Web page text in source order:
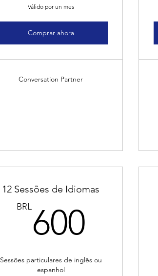
Válido por un mes
Comprar ahora
Conversation Partner
12 Sessões de Idiomas
BRL600
Sessões particulares de inglês ou
espanhol